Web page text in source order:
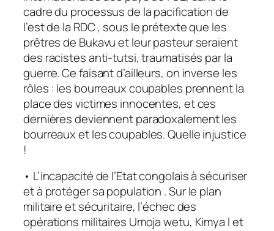
cadre du processus de la pacification de
l’est de la RDC , sous le prétexte que les
prêtres de Bukavu et leur pasteur seraient
des racistes anti-tutsi, traumatisés par la
guerre. Ce faisant d’ailleurs, on inverse les
rôles : les bourreaux coupables prennent la
place des victimes innocentes, et ces
dernières deviennent paradoxalement les
bourreaux et les coupables. Quelle injustice
!
• L’incapacité de l’Etat congolais à sécuriser
et à protéger sa population . Sur le plan
militaire et sécuritaire, l’échec des
opérations militaires Umoja wetu, Kimya I et